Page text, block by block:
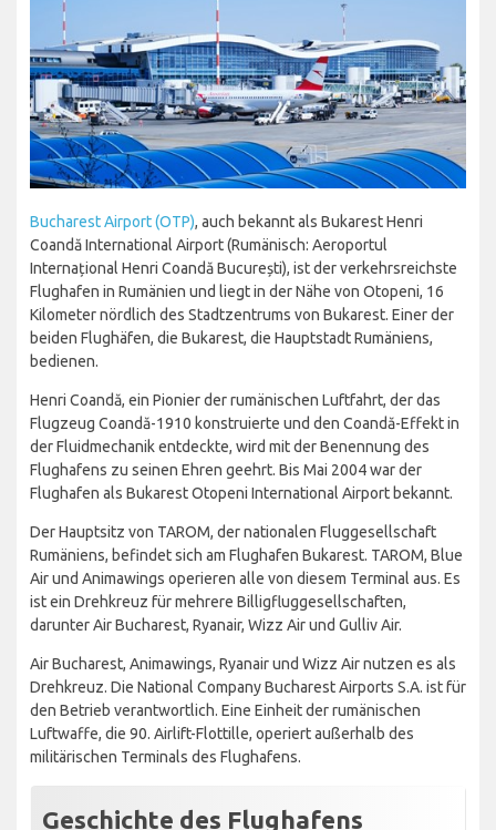
Bucharest Airport (OTP), auch bekannt als Bukarest Henri
Coandă International Airport (Rumänisch: Aeroportul
Internațional Henri Coandă București), ist der verkehrsreichste
Flughafen in Rumänien und liegt in der Nähe von Otopeni, 16
Kilometer nördlich des Stadtzentrums von Bukarest. Einer der
beiden Flughäfen, die Bukarest, die Hauptstadt Rumäniens,
bedienen.
Henri Coandă, ein Pionier der rumänischen Luftfahrt, der das
Flugzeug Coandă-1910 konstruierte und den Coandă-Effekt in
der Fluidmechanik entdeckte, wird mit der Benennung des
Flughafens zu seinen Ehren geehrt. Bis Mai 2004 war der
Flughafen als Bukarest Otopeni International Airport bekannt.
Der Hauptsitz von TAROM, der nationalen Fluggesellschaft
Rumäniens, befindet sich am Flughafen Bukarest. TAROM, Blue
Air und Animawings operieren alle von diesem Terminal aus. Es
ist ein Drehkreuz für mehrere Billigfluggesellschaften,
darunter Air Bucharest, Ryanair, Wizz Air und Gulliv Air.
Air Bucharest, Animawings, Ryanair und Wizz Air nutzen es als
Drehkreuz. Die National Company Bucharest Airports S.A. ist für
den Betrieb verantwortlich. Eine Einheit der rumänischen
Luftwaffe, die 90. Airlift-Flottille, operiert außerhalb des
militärischen Terminals des Flughafens.
Geschichte des Flughafens